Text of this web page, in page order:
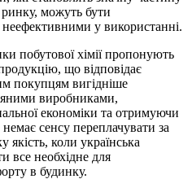
можуть бути
у використанні.
побутової хімії пропонують
що відповідає
покупцям вигідніше
виробниками,
економіки та отримуючи
сенсу переплачувати за
якість, коли українська
все необхідне для
в будинку.